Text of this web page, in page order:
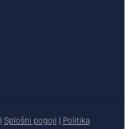
Splošni pogoji
Politika